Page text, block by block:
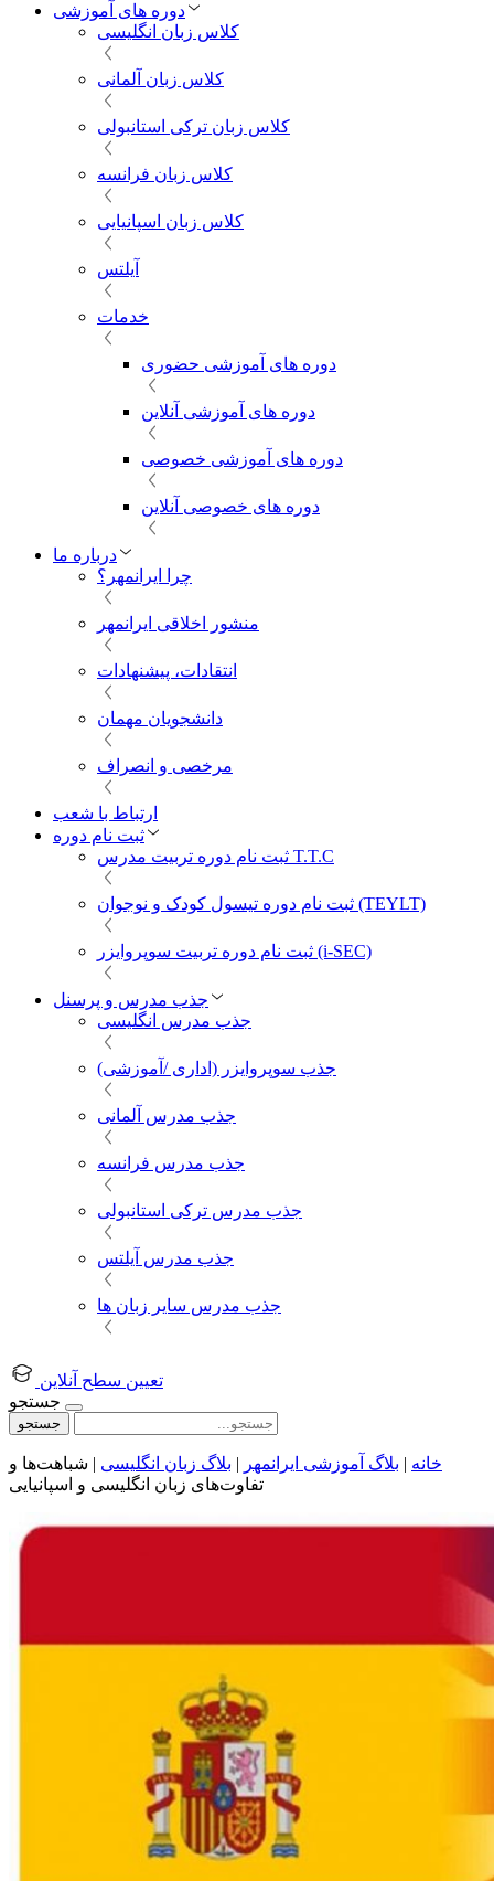
دوره های آموزشی
کلاس زبان انگلیسی
کلاس زبان آلمانی
کلاس زبان ترکی استانبولی
کلاس زبان فرانسه
کلاس زبان اسپانیایی
آیلتس
خدمات
دوره های آموزشی حضوری
دوره های آموزشی آنلاین
دوره های آموزشی خصوصی
دوره های خصوصی آنلاین
درباره ما
چرا ایرانمهر؟
منشور اخلاقی ایرانمهر
انتقادات، پیشنهادات
دانشجویان مهمان
مرخصی و انصراف
ارتباط با شعب
ثبت نام دوره
ثبت نام دوره تربیت مدرس T.T.C
ثبت نام دوره تیسول کودک و نوجوان (TEYLT)
ثبت نام دوره تربیت سوپروایزر (i-SEC)
جذب مدرس و پرسنل
جذب مدرس انگلیسی
جذب سوپروایزر (اداری /آموزشی)
جذب مدرس آلمانی
جذب مدرس فرانسه
جذب مدرس ترکی استانبولی
جذب مدرس آیلتس
جذب مدرس سایر زبان ها
تعیین سطح آنلاین
جستجو
جستجو
خانه | بلاگ آموزشی ایرانمهر | بلاگ زبان انگلیسی | شباهت‌ها و
تفاوت‌های زبان انگلیسی و اسپانیایی